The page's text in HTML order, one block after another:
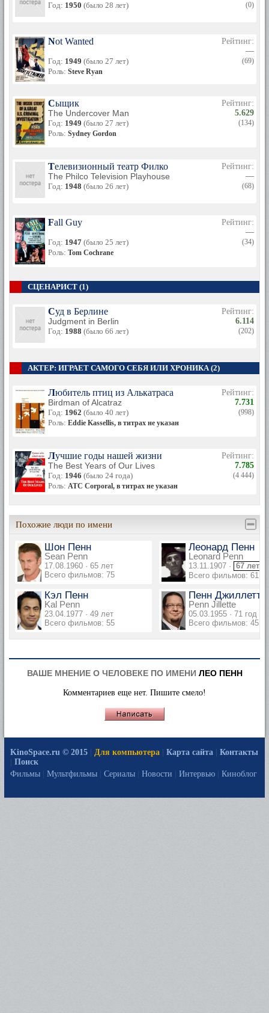
Год: 1950 (было 28 лет) (0)
Not Wanted
Год: 1949 (было 27 лет)
Роль: Steve Ryan
Рейтинг:
—
(69)
Сыщик
The Undercover Man
Год: 1949 (было 27 лет)
Роль: Sydney Gordon
Рейтинг:
5.629
(134)
Телевизионный театр Филко
The Philco Television Playhouse
Год: 1948 (было 26 лет)
Рейтинг:
—
(68)
Fall Guy
Год: 1947 (было 25 лет)
Роль: Tom Cochrane
Рейтинг:
—
(34)
СЦЕНАРИСТ (1)
Суд в Берлине
Judgment in Berlin
Год: 1988 (было 66 лет)
Рейтинг:
6.114
(202)
АКТЕР: ИГРАЕТ САМОГО СЕБЯ ИЛИ ХРОНИКА (2)
Любитель птиц из Алькатраса
Birdman of Alcatraz
Год: 1962 (было 40 лет)
Роль: Eddie Kassellis, в титрах не указан
Рейтинг:
7.731
(998)
Лучшие годы нашей жизни
The Best Years of Our Lives
Год: 1946 (было 24 года)
Роль: ATC Corporal, в титрах не указан
Рейтинг:
7.785
(4 444)
Похожие люди по имени
Шон Пенн
Sean Penn
17.08.1960 · 65 лет
Всего фильмов: 75
Леонард Пенн
Leonard Penn
13.11.1907 · 67 лет
Всего фильмов: 61
Кэл Пенн
Kal Penn
23.04.1977 · 49 лет
Всего фильмов: 55
Пенн Джиллетт
Penn Jillette
05.03.1955 · 71 год
Всего фильмов: 45
ВАШЕ МНЕНИЕ О ЧЕЛОВЕКЕ ПО ИМЕНИ ЛЕО ПЕНН
Комментариев еще нет. Пишите смело!
KinoSpace.ru © 2015 Для компьютера Карта сайта
Контакты
Поиск
Фильмы
Мультфильмы Сериалы Новости Интервью Киноблог